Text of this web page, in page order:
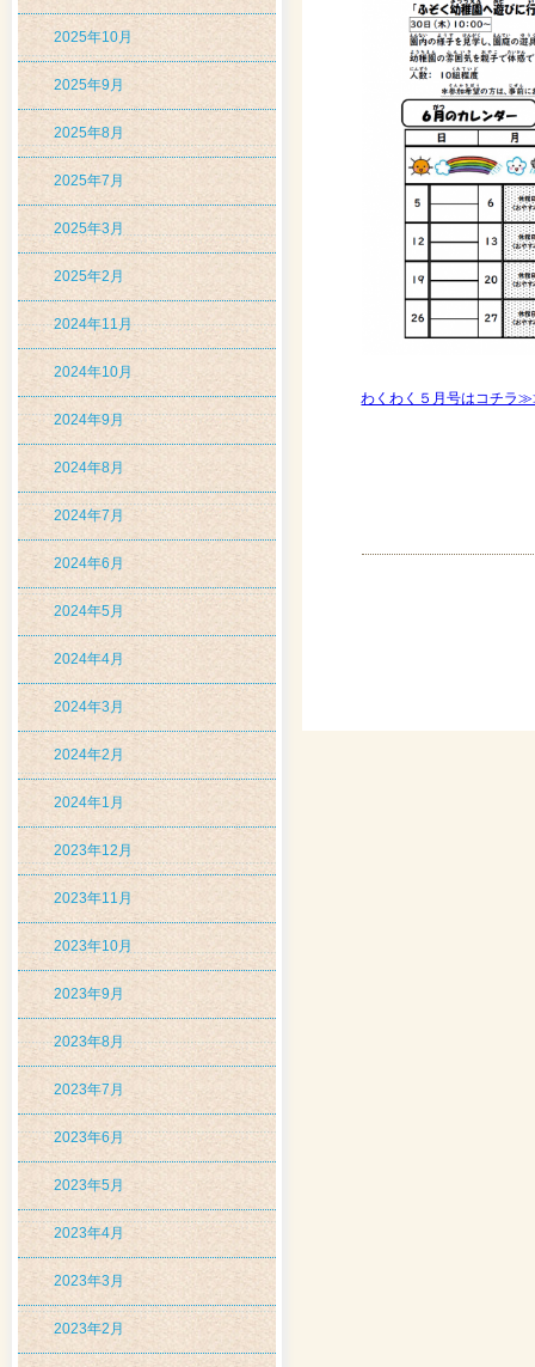
2025年10月
2025年9月
2025年8月
2025年7月
2025年3月
2025年2月
2024年11月
2024年10月
2024年9月
2024年8月
2024年7月
2024年6月
2024年5月
2024年4月
2024年3月
2024年2月
2024年1月
2023年12月
2023年11月
2023年10月
2023年9月
2023年8月
2023年7月
2023年6月
2023年5月
2023年4月
2023年3月
2023年2月
わくわく５月号はコチ